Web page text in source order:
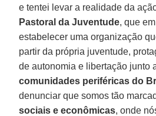
e tentei levar a realidade da
Pastoral da Juventude, que
estabelecer uma organização
partir da própria juventude,
de autonomia e libertação junto
comunidades periféricas do
denunciar que somos tão
sociais e econômicas, onde